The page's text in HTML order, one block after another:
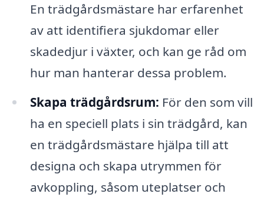
En trädgårdsmästare har erfarenhet
av att identifiera sjukdomar eller
skadedjur i växter, och kan ge råd om
hur man hanterar dessa problem.
Skapa trädgårdsrum: För den som vill
ha en speciell plats i sin trädgård, kan
en trädgårdsmästare hjälpa till att
designa och skapa utrymmen för
avkoppling, såsom uteplatser och